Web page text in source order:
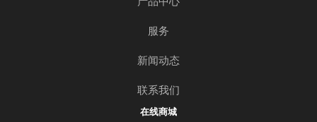
服务
新闻动态
联系我们
在线商城